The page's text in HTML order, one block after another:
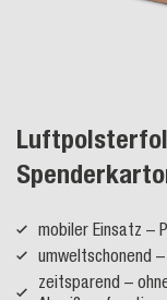
mobiler Einsatz –
umweltschonend
zeitsparend –